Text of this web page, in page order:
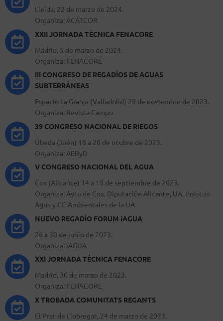
Lleida, 22 de marzo de 2024.
Organiza: ACATCOR
XXII JORNADA TÉCNICA FENACORE
Madrid, 5 de marzo de 2024.
Organiza: FENACORE
III CONGRESO DE REGADÍOS DE AGUAS
SUBTERRÁNEAS
Espacio La Granja (Valladolid) 29 de noviembre de 2023.
Organiza: Revista Campo
39 CONGRESO NACIONAL DE RIEGOS
Úbeda (Jaén) 18 a 20 de ocubre de 2023.
Organiza: AERyD
V CONGRESO NACIONAL DEL AGUA
Cox (Alicante) 14 a 15 de septiembre de 2023.
Organiza: Ayto de Cox, Diputación Alicante, UA, Instituo
Agua y CC Ambientales de la UA
NUEVO REGADÍO FORUM iAGUA
26 a 30 de junio de 2023.
Organiza: iAGUA
XXI JORNADA TÉCNICA FENACORE
Madrid, 30 de marzo de 2023.
Organiza: FENACORE
X TROBADA COMUNITATS REGANTS
El Prat de Llobregat, 24 de marzo de 2023.